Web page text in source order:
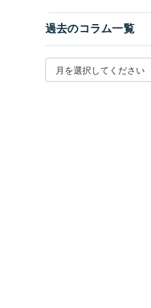
過去のコラム一覧
月別アーカイブを選択